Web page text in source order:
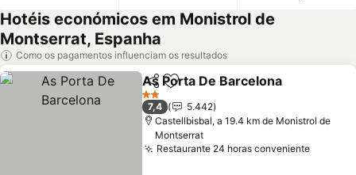
Hotéis económicos em Monistrol de
Montserrat, Espanha
Como os pagamentos influenciam os resultados
PartilharAdicionar aos favoritos
As Porta De Barcelona
2 Estrelas
7,4
5.442
Castellbisbal, a 19.4 km de Monistrol de
Montserrat
Restaurante 24 horas conveniente